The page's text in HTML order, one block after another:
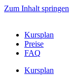
Zum Inhalt springen
Kursplan
Preise
FAQ
Kursplan